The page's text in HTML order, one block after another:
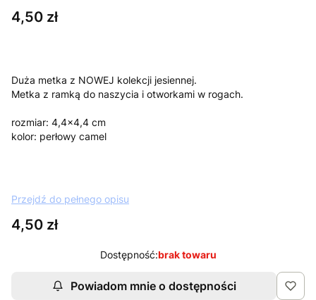
Cena
4,50 zł
Duża metka z NOWEJ kolekcji jesiennej.
Metka z ramką do naszycia i otworkami w rogach.
rozmiar: 4,4x4,4 cm
kolor: perłowy camel
Przejdź do pełnego opisu
Cena
4,50 zł
Dostępność:brak towaru
Powiadom mnie o dostępności